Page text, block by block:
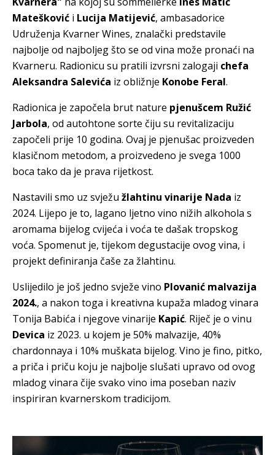
Matešković i Lucija Matijević, ambasadorice
Udruženja Kvarner Wines, znalački predstavile
najbolje od najboljeg što se od vina može pronaći na
Kvarneru. Radionicu su pratili izvrsni zalogaji chefa
Aleksandra Salevića iz obližnje Konobe Feral.
Radionica je započela brut nature pjenušcem Ružić
Jarbola, od autohtone sorte čiju su revitalizaciju
započeli prije 10 godina. Ovaj je pjenušac proizveden
klasičnom metodom, a proizvedeno je svega 1000
boca tako da je prava rijetkost.
Nastavili smo uz svježu žlahtinu vinarije Nada iz
2024. Lijepo je to, lagano ljetno vino nižih alkohola s
aromama bijelog cvijeća i voća te dašak tropskog
voća. Spomenut je, tijekom degustacije ovog vina, i
projekt definiranja čaše za žlahtinu.
Uslijedilo je još jedno svježe vino Plovanić malvazija
2024., a nakon toga i kreativna kupaža mladog vinara
Tonija Babića i njegove vinarije Kapić. Riječ je o vinu
Devica iz 2023. u kojem je 50% malvazije, 40%
chardonnaya i 10% muškata bijelog. Vino je fino, pitko,
a priča i priču koju je najbolje slušati upravo od ovog
mladog vinara čije svako vino ima poseban naziv
inspiriran kvarnerskom tradicijom.